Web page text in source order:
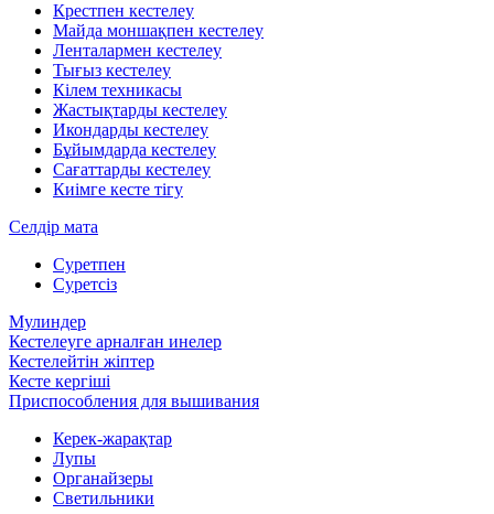
Крестпен кестелеу
Майда моншақпен кестелеу
Ленталармен кестелеу
Тығыз кестелеу
Кілем техникасы
Жастықтарды кестелеу
Икондарды кестелеу
Бұйымдарда кестелеу
Сағаттарды кестелеу
Киімге кесте тігу
Селдір мата
Суретпен
Суретсіз
Мулиндер
Кестелеуге арналған инелер
Кестелейтін жіптер
Кесте кергіші
Приспособления для вышивания
Керек-жарақтар
Лупы
Органайзеры
Светильники